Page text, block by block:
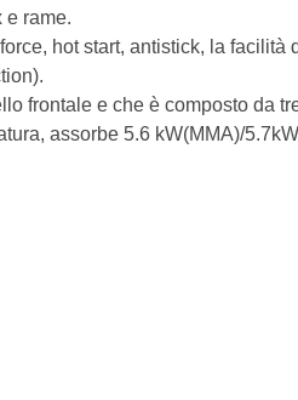
e rame.
hot start, antistick, la facilità
frontale e che è composto da
assorbe 5.6 kW(MMA)/